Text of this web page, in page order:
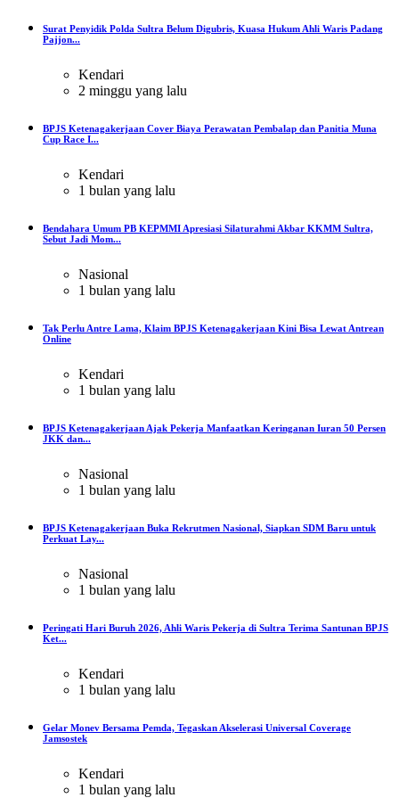
Surat Penyidik Polda Sultra Belum Digubris, Kuasa Hukum Ahli Waris Padang
Pajjon...
Kendari
2 minggu yang lalu
BPJS Ketenagakerjaan Cover Biaya Perawatan Pembalap dan Panitia Muna
Cup Race I...
Kendari
1 bulan yang lalu
Bendahara Umum PB KEPMMI Apresiasi Silaturahmi Akbar KKMM Sultra,
Sebut Jadi Mom...
Nasional
1 bulan yang lalu
Tak Perlu Antre Lama, Klaim BPJS Ketenagakerjaan Kini Bisa Lewat Antrean
Online
Kendari
1 bulan yang lalu
BPJS Ketenagakerjaan Ajak Pekerja Manfaatkan Keringanan Iuran 50 Persen
JKK dan...
Nasional
1 bulan yang lalu
BPJS Ketenagakerjaan Buka Rekrutmen Nasional, Siapkan SDM Baru untuk
Perkuat Lay...
Nasional
1 bulan yang lalu
Peringati Hari Buruh 2026, Ahli Waris Pekerja di Sultra Terima Santunan BPJS
Ket...
Kendari
1 bulan yang lalu
Gelar Monev Bersama Pemda, Tegaskan Akselerasi Universal Coverage
Jamsostek
Kendari
1 bulan yang lalu